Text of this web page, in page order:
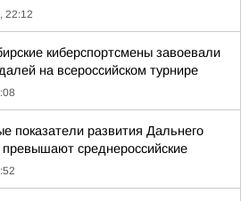
22:12
киберспортсмены завоевали
на всероссийском турнире
показатели развития Дальнего
превышают среднероссийские